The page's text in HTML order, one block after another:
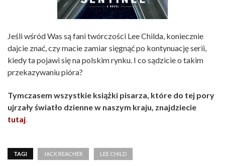
Jeśli wśród Was są fani twórczości Lee Childa, koniecznie
dajcie znać, czy macie zamiar sięgnąć po kontynuację serii,
kiedy ta pojawi się na polskim rynku. I co sądzicie o takim
przekazywaniu pióra?
Tymczasem wszystkie książki pisarza, które do tej pory
ujrzały światło dzienne w naszym kraju, znajdziecie
tutaj.
TAGI JACK REACHER LEE CHILD